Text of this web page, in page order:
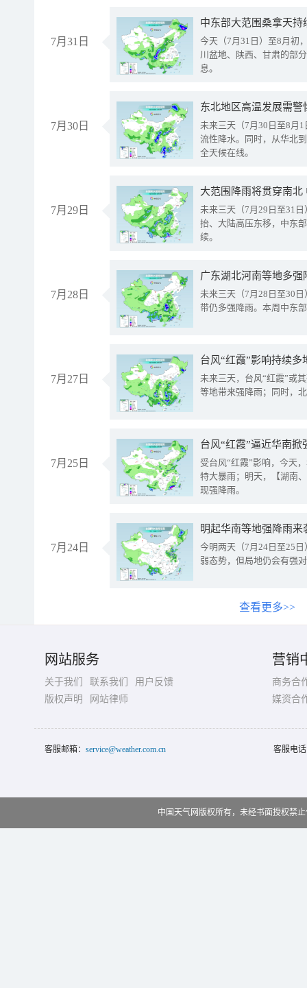
7月31日
中东部大范围桑拿天
今天（7月31日）至8月初
川盆地、陕西、甘肃的部
息。
7月30日
东北地区高温发展需
未来三天（7月30日至8月
流性降水。同时，从华北
全天候在线。
7月29日
大范围降雨将贯穿南
未来三天（7月29日至31
抬、大陆高压东移，中东
续。
7月28日
广东湖北河南等地多
未来三天（7月28日至30
带仍多强降雨。本周中东
7月27日
台风“红霞”影响持续
未来三天，台风“红霞”或
等地带来强降雨；同时，
7月25日
台风“红霞”逼近华南
受台风“红霞”影响，今天
特大暴雨；明天，【湖南
现强降雨。
7月24日
明起华南等地强降雨
今明两天（7月24日至25
弱态势，但局地仍会有强
查看更多>>
网站服务
关于我们 联系我们
用户反馈
版权声明
网站律师
营销
商务合
媒资合
客服邮箱： service@weather.com.cn 客服电
中国天气网版权所有，未经书面授权